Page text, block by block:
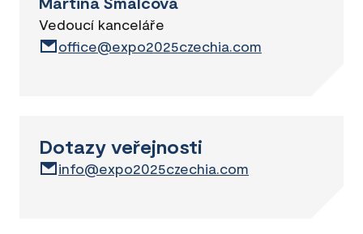
Vedoucí kanceláře
office@expo2025czechia.com
Dotazy veřejnosti
info@expo2025czechia.com